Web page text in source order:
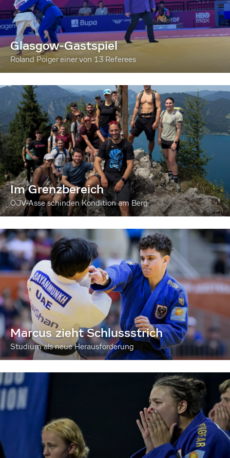
Glasgow-Gastspiel
Roland Poiger einer von 13 Referees
Im Grenzbereich
ÖJV-Asse schinden Kondition am Berg
Marcus zieht Schlussstrich
Studium als neue Herausforderung